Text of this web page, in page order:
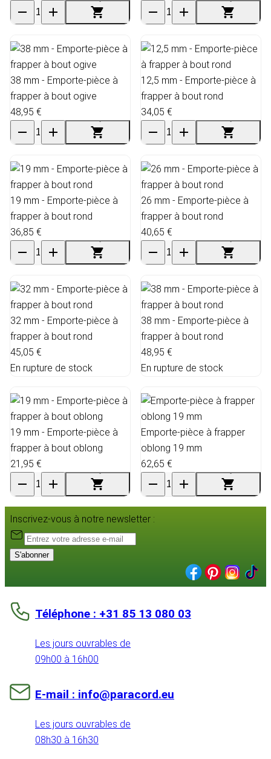
38 mm - Emporte-pièce à
frapper à bout ogive
48,95 €
12,5 mm - Emporte-pièce à
frapper à bout rond
34,05 €
19 mm - Emporte-pièce à
frapper à bout rond
36,85 €
26 mm - Emporte-pièce à
frapper à bout rond
40,65 €
32 mm - Emporte-pièce à
frapper à bout rond
45,05 €
En rupture de stock
38 mm - Emporte-pièce à
frapper à bout rond
48,95 €
En rupture de stock
19 mm - Emporte-pièce à
frapper à bout oblong
21,95 €
Emporte-pièce à frapper
oblong 19 mm
62,65 €
Inscrivez-vous à notre newsletter :
S'abonner
Téléphone : +31 85 13 080 03
Les jours ouvrables de
09h00 à 16h00
E-mail : info@paracord.eu
Les jours ouvrables de
08h30 à 16h30